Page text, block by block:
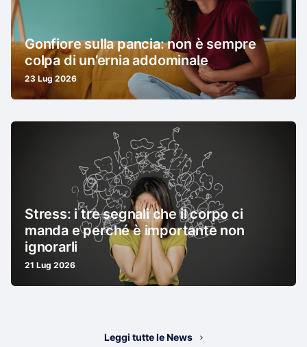
Gonfiore sulla pancia: non è sempre
colpa di un’ernia addominale
23 Lug 2026
Stress: i tre segnali che il corpo ci
manda e perché è importante non
ignorarli
21 Lug 2026
Leggi tutte le News